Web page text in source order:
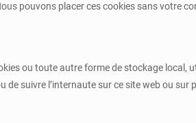
pouvons placer ces cookies sans votre
ou toute autre forme de stockage local,
de suivre l’internaute sur ce site web ou